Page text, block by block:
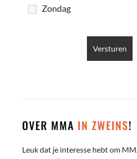
Zondag
OVER MMA IN ZWEINS!
Leuk dat je interesse hebt om